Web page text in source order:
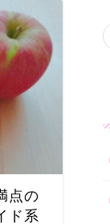
点の
ド系